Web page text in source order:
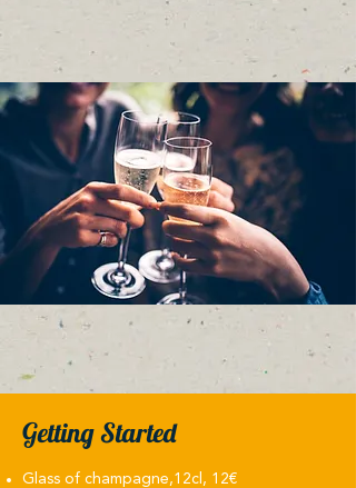
Getting Started​
Glass of champagne,​12cl, 12€​